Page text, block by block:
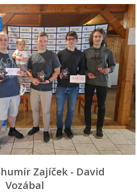
Zajíček - David
Vozábal